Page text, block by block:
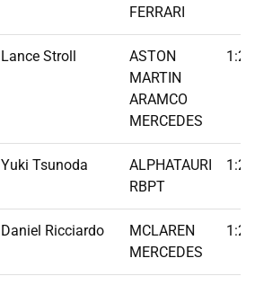
FERRARI
Lance Stroll
ASTON
MARTIN
ARAMCO
MERCEDES
Yuki Tsunoda
ALPHATAURI
RBPT
Daniel Ricciardo
MCLAREN
MERCEDES